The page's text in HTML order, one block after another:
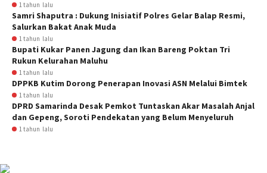
1 tahun lalu
Samri Shaputra : Dukung Inisiatif Polres Gelar Balap Resmi,
Salurkan Bakat Anak Muda
1 tahun lalu
Bupati Kukar Panen Jagung dan Ikan Bareng Poktan Tri
Rukun Kelurahan Maluhu
1 tahun lalu
DPPKB Kutim Dorong Penerapan Inovasi ASN Melalui Bimtek
1 tahun lalu
DPRD Samarinda Desak Pemkot Tuntaskan Akar Masalah Anjal
dan Gepeng, Soroti Pendekatan yang Belum Menyeluruh
1 tahun lalu